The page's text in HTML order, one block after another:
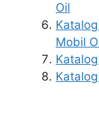
Oil
Mobil